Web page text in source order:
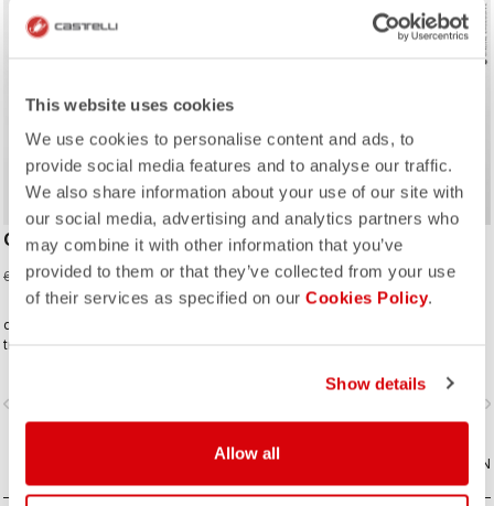
This website uses cookies
We use cookies to personalise content and ads, to
provide social media features and to analyse our traffic.
We also share information about your use of our site with
our social media, advertising and analytics partners who
may combine it with other information that you’ve
provided to them or that they’ve collected from your use
of their services as specified on our Cookies Policy.
Show details
Allow all
CORRETTO LS TEE
69,00 CHF 51,75 CHF
die Art von T-Shirt, die Sie täglich
tragen wollen − denn Castelli
VERGLEICHEN
Summer Sale 25% Off
CORRETTO HOODY
109,00 CHF 81,75 CHF
VERGLEICHEN